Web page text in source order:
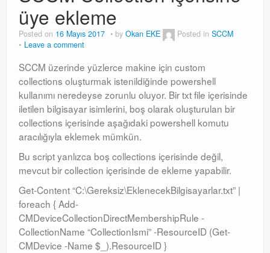
üye ekleme
Posted on 16 Mayıs 2017 by Okan EKE Posted in SCCM
Leave a comment
SCCM üzerinde yüzlerce makine için custom
collections oluşturmak istenildiğinde powershell
kullanımı neredeyse zorunlu oluyor. Bir txt file içerisinde
iletilen bilgisayar isimlerini, boş olarak oluşturulan bir
collections içerisinde aşağıdaki powershell komutu
aracılığıyla eklemek mümkün.
Bu script yanlızca boş collections içerisinde değil,
mevcut bir collection içerisinde de ekleme yapabilir.
Get-Content “C:\Gereksiz\EklenecekBilgisayarlar.txt” |
foreach { Add-
CMDeviceCollectionDirectMembershipRule -
CollectionName “CollectionIsmi” -ResourceID (Get-
CMDevice -Name $_).ResourceID }